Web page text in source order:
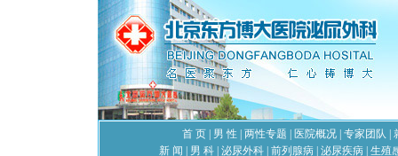
首 页| 男 性 两性专题 医院概况| 专家团队
新 闻
男 科 泌尿外科 前列腺病 泌尿疾病 生殖